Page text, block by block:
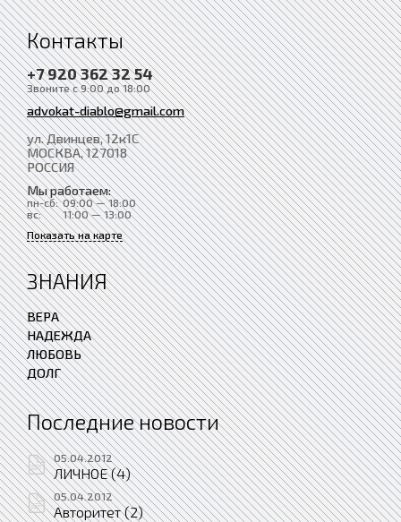
Контакты
+7 920 362 32 54
Звоните с 9:00 до 18:00
advokat-diablo@gmail.com
ул. Двинцев, 12к1С
МОСКВА, 127018
РОССИЯ
Мы работаем:
пн-сб: 09:00 — 18:00
вс:
11:00 — 13:00
Показать на карте
ЗНАНИЯ
ВЕРА
НАДЕЖДА
ЛЮБОВЬ
ДОЛГ
Последние новости
05.04.2012
ЛИЧНОЕ (4)
05.04.2012
Авторитет (2)